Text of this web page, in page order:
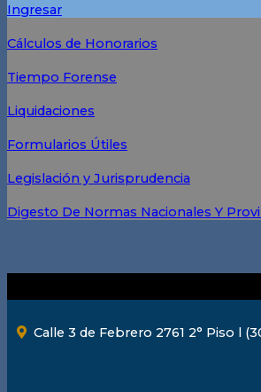
Ingresar
Cálculos de Honorarios
Tiempo Forense
Liquidaciones
Formularios Útiles
Legislación y Jurisprudencia
Digesto De Normas Nacionales Y
Calle 3 de Febrero 2761 2° Piso l